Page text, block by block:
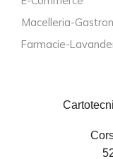
Macelleria-
Farmacie-